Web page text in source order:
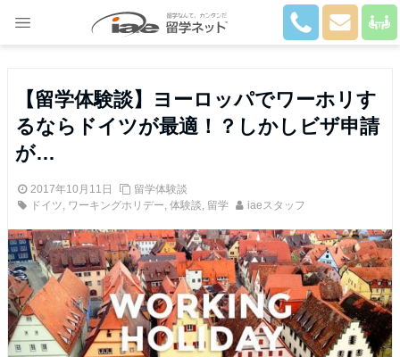
【留学体験談】ヨーロッパでワーホリす
るならドイツが最適！？しかしビザ申請
が…
2017年10月11日
留学体験談
ドイツ, ワーキングホリデー, 体験談, 留学 iaeスタッフ